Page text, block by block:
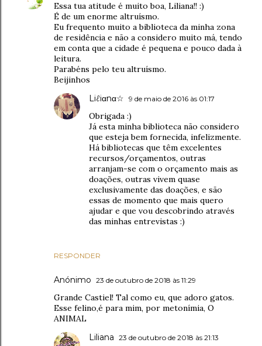
Essa tua atitude é muito boa, Liliana!! :)
É de um enorme altruísmo.
Eu frequento muito a biblioteca da minha zona
de residência e não a considero muito má, tendo
em conta que a cidade é pequena e pouco dada à
leitura.
Parabéns pelo teu altruísmo.
Beijinhos
RESPONDER
Liℓiαnα☆ 9 de maio de 2016 às 01:17
Obrigada :)
Já esta minha biblioteca não considero
que esteja bem fornecida, infelizmente.
Há bibliotecas que têm excelentes
recursos/orçamentos, outras
arranjam-se com o orçamento mais as
doações, outras vivem quase
exclusivamente das doações, e são
essas de momento que mais quero
ajudar e que vou descobrindo através
das minhas entrevistas :)
Anónimo 23 de outubro de 2018 às 11:29
Grande Castiel! Tal como eu, que adoro gatos.
Esse felino,é para mim, por metonímia, O
ANIMAL
Liliana 23 de outubro de 2018 às 21:13